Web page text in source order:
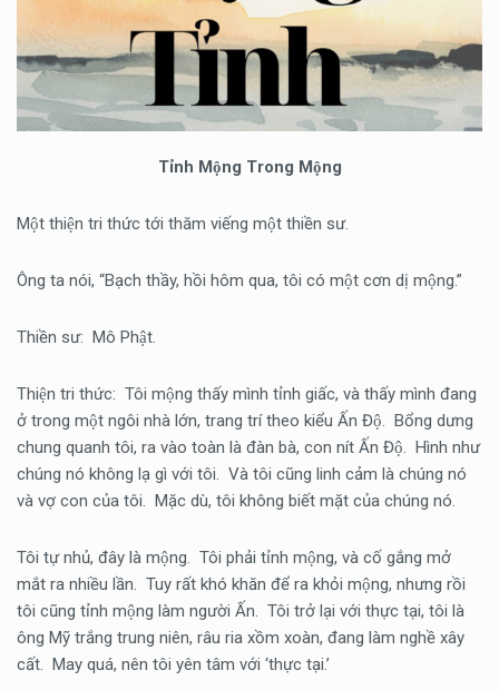
Tỉnh Mộng Trong Mộng
Một thiện tri thức tới thăm viếng một thiền sư.
Ông ta nói, “Bạch thầy, hồi hôm qua, tôi có một cơn dị mộng.”
Thiền sư: Mô Phật.
Thiện tri thức: Tôi mộng thấy mình tỉnh giấc, và thấy mình đang
ở trong một ngôi nhà lớn, trang trí theo kiểu Ấn Độ. Bổng dưng
chung quanh tôi, ra vào toàn là đàn bà, con nít Ấn Độ. Hình như
chúng nó không lạ gì với tôi. Và tôi cũng linh cảm là chúng nó
và vợ con của tôi. Mặc dù, tôi không biết mặt của chúng nó.
Tôi tự nhủ, đây là mộng. Tôi phải tỉnh mộng, và cố gắng mở
mắt ra nhiều lần. Tuy rất khó khăn để ra khỏi mộng, nhưng rồi
tôi cũng tỉnh mộng làm người Ấn. Tôi trở lại với thực tại, tôi là
ông Mỹ trắng trung niên, râu ria xồm xoàn, đang làm nghề xây
cất. May quá, nên tôi yên tâm với ‘thực tại.’